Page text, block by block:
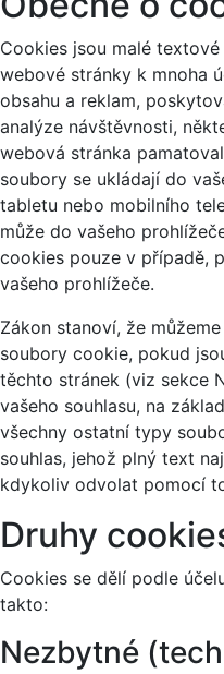
Cookies jsou malé
webové stránky k mnoha
obsahu a reklam,
analýze návštěvnosti,
webová stránka
soubory se ukládají do
tabletu nebo mobilního
může do vašeho
cookies pouze v případě,
vašeho prohlížeče.
Zákon stanoví, že
soubory cookie, pokud
těchto stránek (viz sekce
vašeho souhlasu, na
všechny ostatní typy
souhlas, jehož plný text
kdykoliv odvolat pomocí
Druhy
Cookies se dělí podle
takto:
Nezbytné